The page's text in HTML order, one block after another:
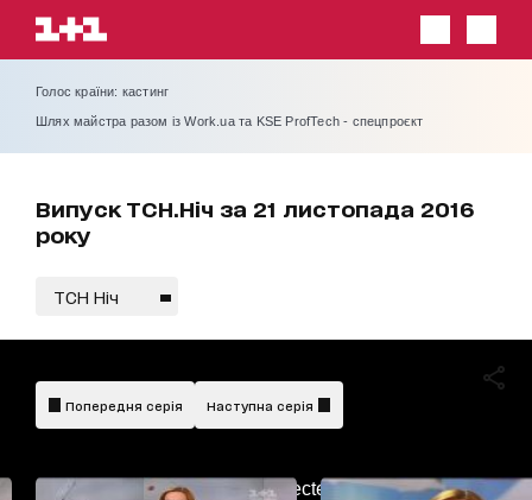
Голос країни: кастинг
Шлях майстра разом із Work.ua та KSE ProfTech - спецпроєкт
Випуск ТСН.Ніч за 21 листопада 2016
року
ТСН Ніч
AdBlockDetected!
Попередня серія Наступна серія